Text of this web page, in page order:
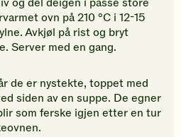
ovn på 210 °C i 12-15
Avkjøl på rist og bryt
Server med en gang.
de er nystekte, toppet med
siden av en suppe. De egner
som ferske igjen etter en tur